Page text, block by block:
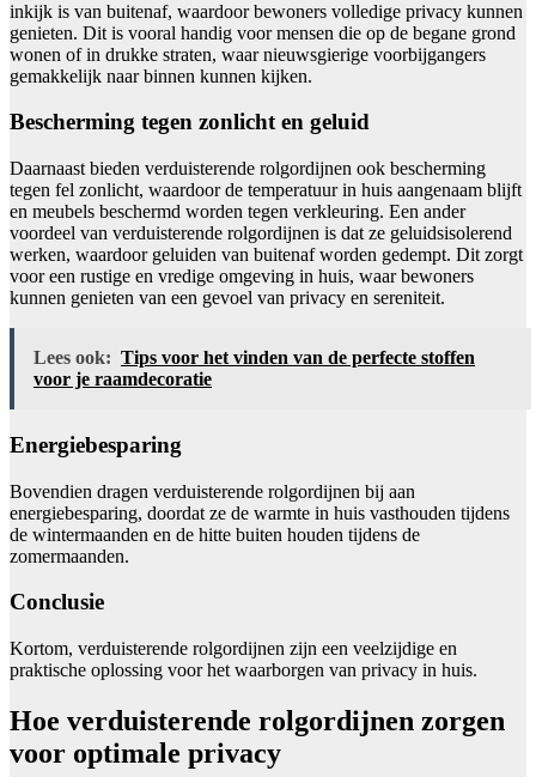
inkijk is van buitenaf, waardoor bewoners volledige privacy kunnen
genieten. Dit is vooral handig voor mensen die op de begane grond
wonen of in drukke straten, waar nieuwsgierige voorbijgangers
gemakkelijk naar binnen kunnen kijken.
Bescherming tegen zonlicht en geluid
Daarnaast bieden verduisterende rolgordijnen ook bescherming
tegen fel zonlicht, waardoor de temperatuur in huis aangenaam blijft
en meubels beschermd worden tegen verkleuring. Een ander
voordeel van verduisterende rolgordijnen is dat ze geluidsisolerend
werken, waardoor geluiden van buitenaf worden gedempt. Dit zorgt
voor een rustige en vredige omgeving in huis, waar bewoners
kunnen genieten van een gevoel van privacy en sereniteit.
Lees ook: Tips voor het vinden van de perfecte stoffen
voor je raamdecoratie
Energiebesparing
Bovendien dragen verduisterende rolgordijnen bij aan
energiebesparing, doordat ze de warmte in huis vasthouden tijdens
de wintermaanden en de hitte buiten houden tijdens de
zomermaanden.
Conclusie
Kortom, verduisterende rolgordijnen zijn een veelzijdige en
praktische oplossing voor het waarborgen van privacy in huis.
Hoe verduisterende rolgordijnen zorgen
voor optimale privacy